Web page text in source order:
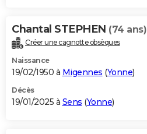
Chantal STEPHEN (74 ans)
Créer une cagnotte obsèques
Naissance
19/02/1950 à Migennes (Yonne)
Décès
19/01/2025 à Sens (Yonne)